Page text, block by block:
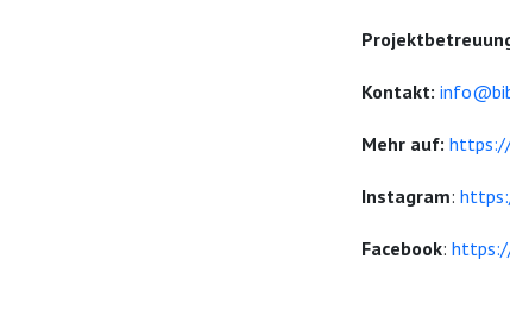
Kontakt:
Mehr auf:
Instagram:
Facebook: